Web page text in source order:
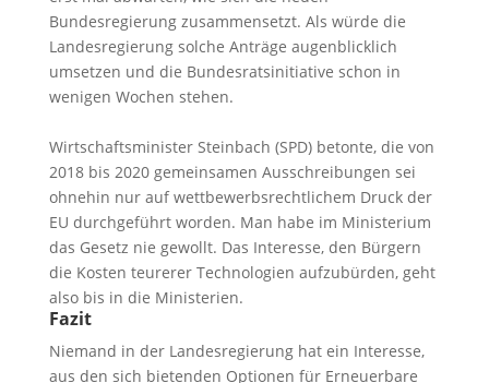
Bundesregierung zusammensetzt. Als würde die
Landesregierung solche Anträge augenblicklich
umsetzen und die Bundesratsinitiative schon in
wenigen Wochen stehen.
Wirtschaftsminister Steinbach (SPD) betonte, die von
2018 bis 2020 gemeinsamen Ausschreibungen sei
ohnehin nur auf wettbewerbsrechtlichem Druck der
EU durchgeführt worden. Man habe im Ministerium
das Gesetz nie gewollt. Das Interesse, den Bürgern
die Kosten teurerer Technologien aufzubürden, geht
also bis in die Ministerien.
Fazit
Niemand in der Landesregierung hat ein Interesse,
aus den sich bietenden Optionen für Erneuerbare